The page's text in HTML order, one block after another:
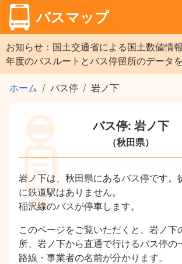
バスマップ
お知らせ：国土交通省による国土数値情
年度のバスルートとバス停留所のデータ
ホーム バス停 岩ノ下
バス停: 岩ノ下
（秋田県）
岩ノ下は、秋田県にあるバス停です。
に鉄道駅はありません。
稲沢線のバスが停車します。
このページをご覧いただくと、岩ノ下
所、岩ノ下から直通で行けるバス停の
路線・事業者の名前が分かります。